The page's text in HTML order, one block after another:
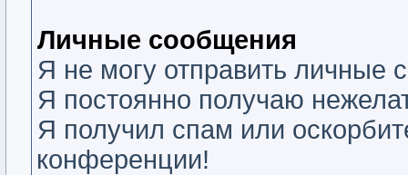
Личные сообщения
Я не могу отправить личные
Я постоянно получаю
Я получил спам или
конференции!